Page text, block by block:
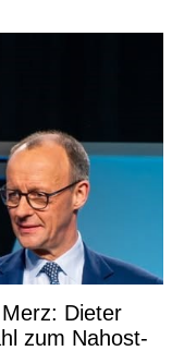
Dieter
zum Nahost-